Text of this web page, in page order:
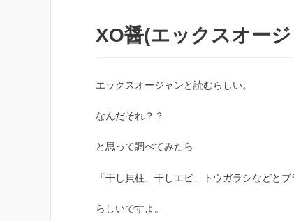
XO醤(エックスオー
エックスオージャンと読むらしい。
なんだそれ？？
と思って調べてみたら
「干し貝柱、干しエビ、トウガラシなどと
らしいですよ。